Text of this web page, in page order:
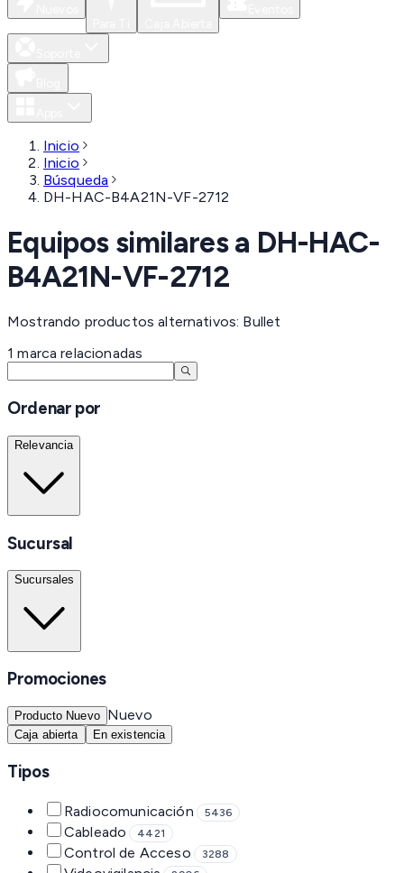
Inicio
Inicio
Búsqueda
DH-HAC-B4A21N-VF-2712
Equipos similares a DH-HAC-
B4A21N-VF-2712
Mostrando productos alternativos: Bullet
1 marca relacionadas
Ordenar por
Relevancia
Sucursal
Sucursales
Promociones
Producto Nuevo Nuevo
Caja abierta En existencia
Tipos
Radiocomunicación 5436
Cableado 4421
Control de Acceso 3288